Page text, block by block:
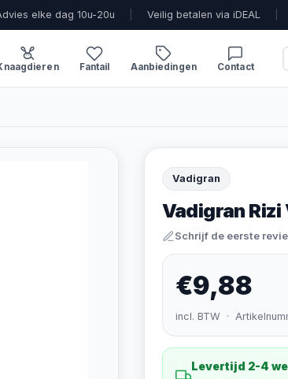
elke dag 10u-20u Veilig betalen via iDEAL
Fantail Aanbiedingen Contact
Vadigran
Vadigran Rizi
Schrijf de eerste
€9,88
incl. BTW ·
Levertijd 2-4